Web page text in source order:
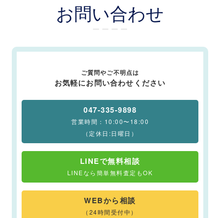
お問い合わせ
ー ー ー ー
ご質問やご不明点は
お気軽にお問い合わせください
047-335-9898
営業時間：10:00〜18:00
（定休日:日曜日）
LINEで無料相談
LINEなら簡単無料査定もOK
WEBから相談
（24時間受付中）